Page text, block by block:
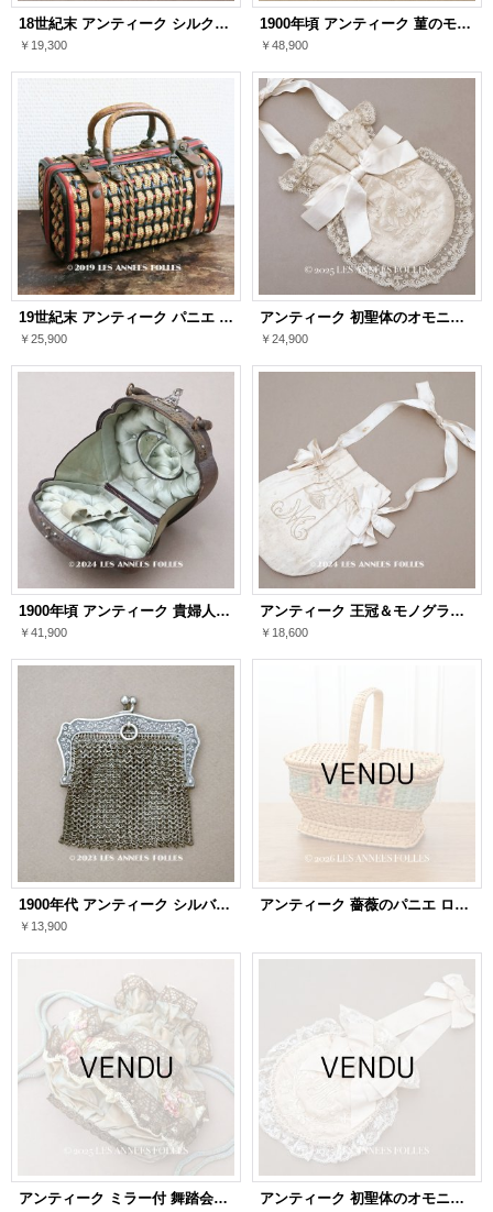
18世紀末 アンティーク シルク製 ポシェット イニシャル＆ファイヤーハートの刺繍入り
￥19,300
1900年頃 アンティーク 菫のモチーフ シルバー製 メタルメッシュのバッグ
￥48,900
19世紀末 アンティーク パニエ 赤＆黒
￥25,900
アンティーク 初聖体のオモニエール 淡いグレイッシュピンク 花模様のレース & シルクサテンリボン
￥24,900
1900年頃 アンティーク 貴婦人のバッグ 本革製＆シルククッション イニシャル入り
￥41,900
アンティーク 王冠＆モノグラム刺繍入り オモニエール パウダーピンクのシルクサテン
￥18,600
1900年代 アンティーク シルバー製 メタルメッシュ コインケース 内ポケット付 花かご＆薔薇とリボンのガーランド
￥13,900
アンティーク 薔薇のパニエ ローズパニエ
アンティーク ミラー付 舞踏会用 オモニエール 薔薇のロココモチーフ付 サフィレットブルー アンティーク 初聖体のオモニエール 淡いグレイッシュピンク 手刺繍 & レース